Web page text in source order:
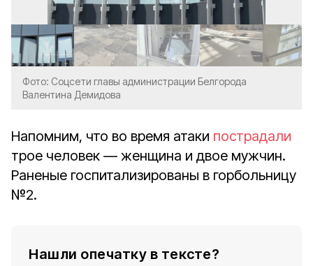
Фото: Соцсети главы администрации Белгорода
Валентина Демидова
Напомним, что во время атаки пострадали
трое человек — женщина и двое мужчин.
Раненые госпитализированы в горбольницу
№2.
Нашли опечатку в тексте?